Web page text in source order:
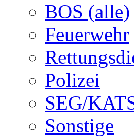
BOS (alle)
Feuerwehr
Polizei
SEG/
Sonstige